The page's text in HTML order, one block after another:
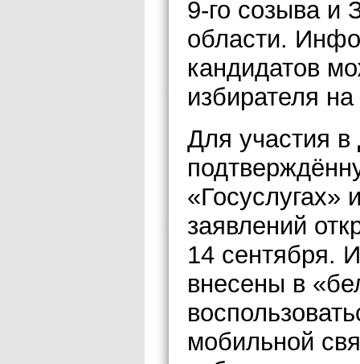
9-го созыва и
области.
кандидатов
избирателя
Для участия
«Госуслугах»
заявлений
14 сентября.
внесены в
мобильной